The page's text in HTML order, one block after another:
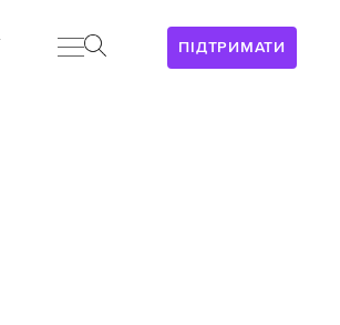
ПІДТРИМАТИ